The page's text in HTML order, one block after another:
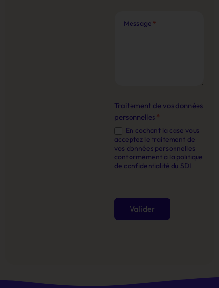
Message *
Traitement de vos données
personnelles *
En cochant la case vous
acceptez le traitement de
vos données personnelles
conformément à la politique
de confidentialité du SDI
Valider